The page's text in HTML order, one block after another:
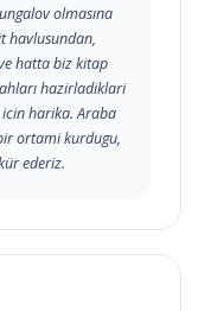
olmasına
havlusundan,
hatta biz kitap
hazirladiklari
harika. Araba
ortami kurdugu,
ederiz.